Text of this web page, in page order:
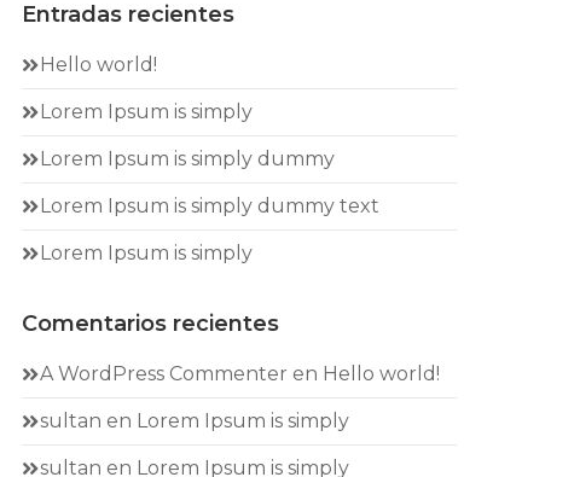
Entradas recientes
Hello world!
Lorem Ipsum is simply
Lorem Ipsum is simply dummy
Lorem Ipsum is simply dummy text
Lorem Ipsum is simply
Comentarios recientes
A WordPress Commenter en Hello world!
sultan en Lorem Ipsum is simply
sultan en Lorem Ipsum is simply